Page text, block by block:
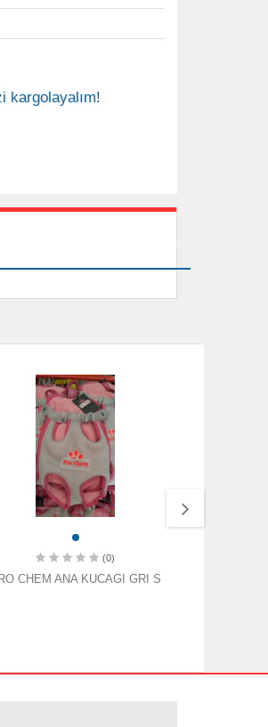
kargolayalım!
(0)
CHEM ANA KUCAGI GRI S